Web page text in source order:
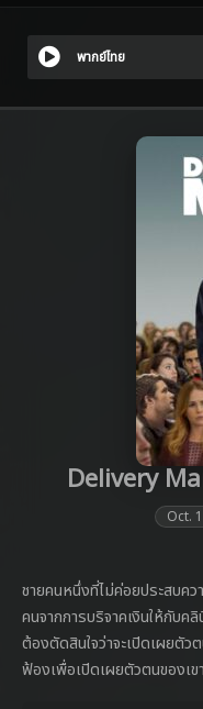
พากย์ไทย
Delivery
Oct.
ชายคนหนึ่งที่ไม่ค่อยประสบคว
คนจากการบริจาคเงินให้กับ
ต้องตัดสินใจว่าจะเปิดเผยตัว
ฟ้องเพื่อเปิดเผยตัวตนของเขา